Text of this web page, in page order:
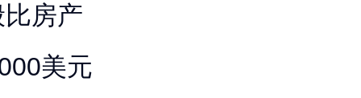
房产
美元